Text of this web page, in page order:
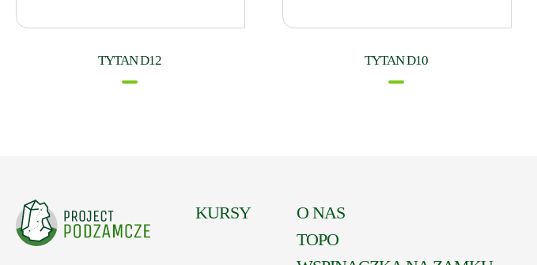
TYTAN D12 TYTAN D10
KURSY
O NAS
TOPO